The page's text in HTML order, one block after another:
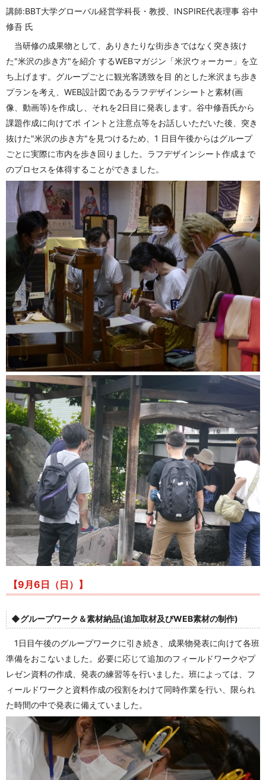
講師:BBT大学グローバル経営学科長・教授、INSPIRE代表理事 谷中
修吾 氏
当研修の成果物として、ありきたりな街歩きではなく突き抜け
た"米沢の歩き方"を紹介 するWEBマガジン「米沢ウォーカー」を立
ち上げます。グループごとに観光客誘致を目 的とした米沢まち歩き
プランを考え、WEB設計図であるラフデザインシートと素材(画
像、動画等)を作成し、それを2日目に発表します。谷中修吾氏から
課題作成に向けてポ イントと注意点等をお話しいただいた後、突き
抜けた"米沢の歩き方"を見つけるため、1 日目午後からはグループ
ごとに実際に市内を歩き回りました。ラフデザインシート作成まで
のプロセスを体得することができました。
【9月6日（日）】
◆グループワーク＆素材納品(追加取材及びWEB素材の制作)
1日目午後のグループワークに引き続き、成果物発表に向けて各班
準備をおこないました。必要に応じて追加のフィールドワークやプ
レゼン資料の作成、発表の練習等を行いました。班によっては、フ
ィールドワークと資料作成の役割をわけて同時作業を行い、限られ
た時間の中で発表に備えていました。